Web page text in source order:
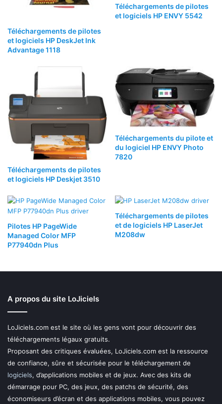
Téléchargements de pilotes
et logiciels HP DeskJet Ink
Advantage 1118
Téléchargements de pilotes
et logiciels HP ENVY 5542
Téléchargements de pilotes
et logiciels HP Deskjet 3510
Téléchargements du pilote et
du logiciel HP ENVY Photo
7820
Pilotes HP PageWide
Managed Color MFP
P77940dn Plus
Téléchargements de pilotes
et de logiciels HP LaserJet
M208dw
A propos du site LoJiciels
LoJiciels.com est le site où les gens vont pour découvrir des
téléchargements légaux gratuits.
Proposant des critiques évaluées, LoJiciels.com est la ressource
de confiance, sûre et sécurisée pour le téléchargement de
logiciels, d’applications mobiles et de jeux. Avec des kits de
démarrage pour PC, des jeux, des patchs de sécurité, des
économiseurs d’écran et des applications mobiles, vous pouvez